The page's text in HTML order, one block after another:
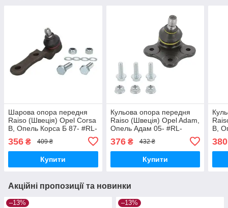
Шарова опора передня
Raiso (Швеція) Opel Corsa
B, Опель Корса Б 87- #RL-
356 ₴ 409 ₴
Купити
Кульова опора передня
Raiso (Швеція) Opel Adam,
Опель Адам 05- #RL-
376₴ 432 ₴
Купити
B,
380
Акційні пропозиції та новинки
–13% –13%